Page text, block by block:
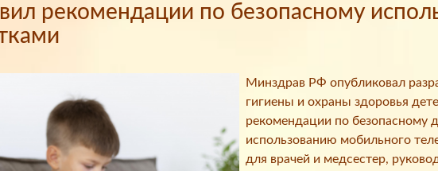
рекомендации по безопасному
Минздрав РФ опубликовал
гигиены и охраны здоровья
рекомендации по безопасному
использованию мобильного
для врачей и медсестер,